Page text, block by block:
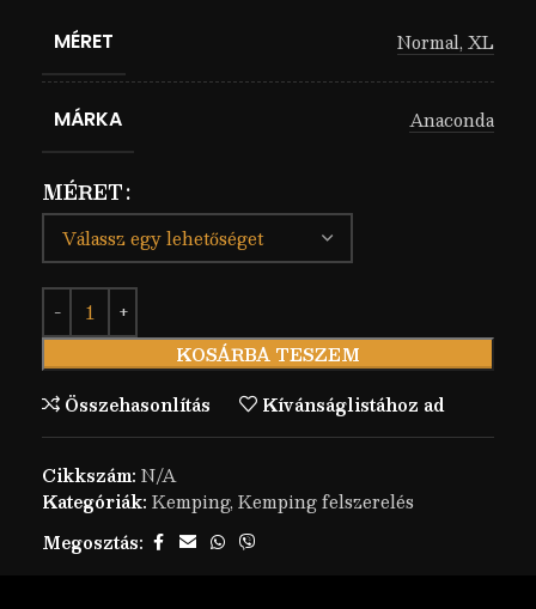
MÉRET Normal, XL
MÁRKA Anaconda
MÉRET
KOSÁRBA TESZEM
Összehasonlítás
Kívánságlistához ad
Cikkszám: N/A
Kategóriák: Kemping, Kemping felszerelés
Megosztás: